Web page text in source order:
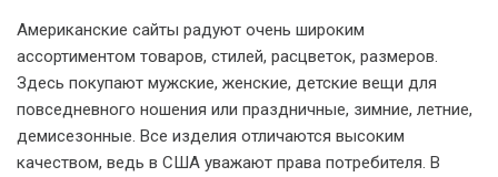
Американские сайты радуют очень широким
ассортиментом товаров, стилей, расцветок, размеров.
Здесь покупают мужские, женские, детские вещи для
повседневного ношения или праздничные, зимние, летние,
демисезонные. Все изделия отличаются высоким
качеством, ведь в США уважают права потребителя. В